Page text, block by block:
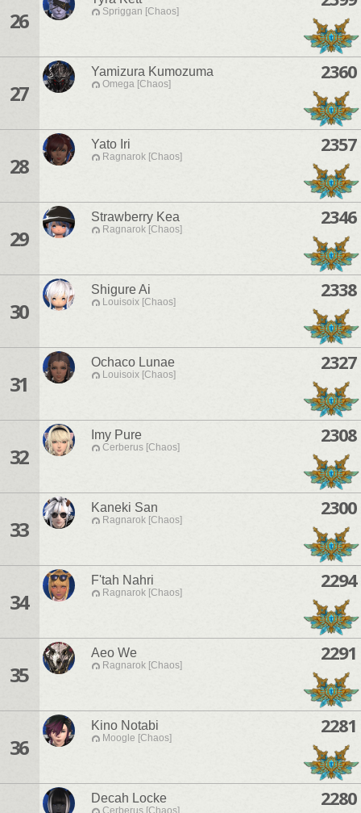
26 Spriggan [Chaos]
27
Yamizura Kumozuma
Omega [Chaos]
2360
28
Yato Iri
Ragnarok [Chaos]
2357
29
Strawberry Kea
Ragnarok [Chaos]
2346
30
Shigure Ai
Louisoix [Chaos]
2338
31
Ochaco Lunae
Louisoix [Chaos]
2327
32
Imy Pure
Cerberus [Chaos]
2308
33
Kaneki San
Ragnarok [Chaos]
2300
34
F'tah Nahri
Ragnarok [Chaos]
2294
35
Aeo We
Ragnarok [Chaos]
2291
36
Kino Notabi
Moogle [Chaos]
2281
Decah Locke
Cerberus [Chaos]
2280